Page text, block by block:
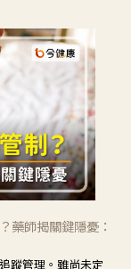
藥師揭關鍵隱憂：
蹤管理。雖尚未定